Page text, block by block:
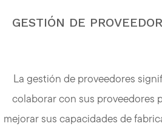
GESTIÓN DE
La gestión de proveedores
colaborar con sus proveedores
mejorar sus capacidades de